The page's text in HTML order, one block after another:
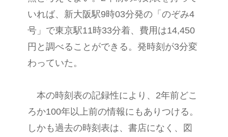
いれば、新大阪駅9時03分発の「のぞみ4
号」で東京駅11時33分着、費用は14,450
円と調べることができる。発時刻が3分変
わっていた。
本の時刻表の記録性により、2年前どこ
ろか100年以上前の情報にもありつける。
しかも過去の時刻表は、書店になく、図